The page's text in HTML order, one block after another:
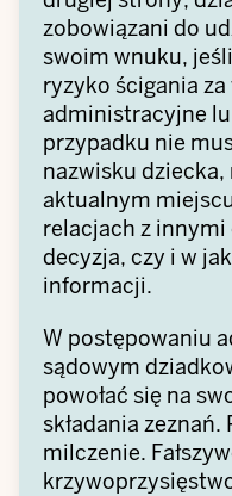
zobowiązani do
swoim wnuku,
ryzyko ścigania
administracyjne
przypadku nie
nazwisku
aktualnym
relacjach z
decyzja, czy i w
informacji.
W postępowaniu
sądowym
powołać się na
składania
milczenie.